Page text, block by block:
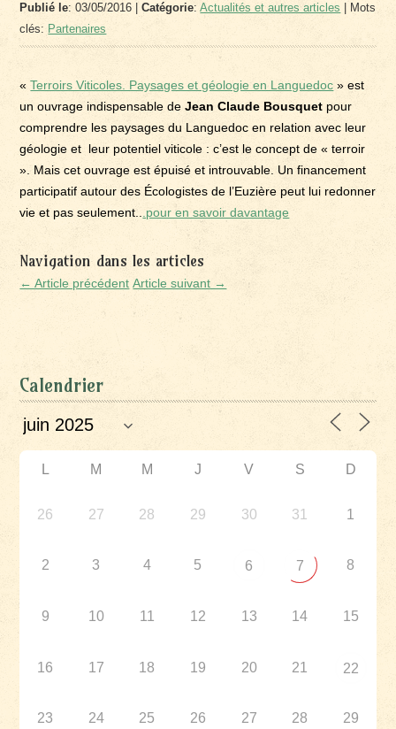
Publié le: 03/05/2016 |Catégorie:Actualités et autres articles | Mots
clés: Partenaires
«Terroirs Viticoles. Paysages et géologie en Languedoc » est
un ouvrage indispensable deJean Claude Bousquet pour
comprendre les paysages du Languedoc en relation avec leur
géologie et leur potentiel viticole : c’est le concept de « terroir
». Mais cet ouvrage est épuisé et introuvable. Un financement
participatif autour des Écologistes de l’Euzière peut lui redonner
vie et pas seulement..
.pour en savoir davantage
Navigation dans les articles
← Article précédent Article suivant →
Calendrier
L M M J V S D
26 27 28 29 30 31 1
2 3 4 5 6 7 8
9 10 11 12 13 14 15
16 17 18 19 20 21 22
23 24 25 26 27 28 29